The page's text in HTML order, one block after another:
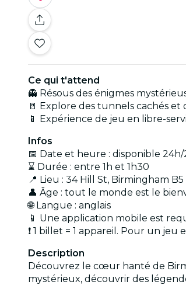
Ce qui t'attend
👻 Résous des énigmes
🚪 Explore des tunnels cachés
📱 Expérience de jeu en libre-
Infos
📅 Date et heure : disponible
⌛ Durée : entre 1h et 1h30
📍 Lieu : 34 Hill St, Birmingham
👤 Âge : tout le monde est le
🌐 Langue : anglais
📱 Une application mobile est
❗ 1 billet = 1 appareil. Pour un
Description
Découvrez le cœur hanté de
mystérieux, découvrir des